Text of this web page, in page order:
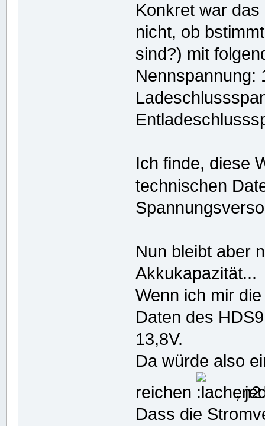
Konkret war
nicht, ob
sind?) mit
Nennspannung:
Ich finde, diese
technischen
Nun bleibt aber
Akkukapazität...
Wenn ich mir
Daten des
13,8V.
Da würde also
reichen
,
Dass die